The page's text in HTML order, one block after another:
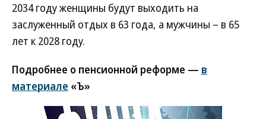
2034 году женщины будут выходить на
заслуженный отдых в 63 года, а мужчины – в 65
лет к 2028 году.
Подробнее о пенсионной реформе — в
материале «Ъ»